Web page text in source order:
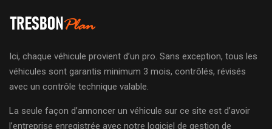
Ici, chaque véhicule provient d’un pro. Sans exception, tous les
véhicules sont garantis minimum 3 mois, contrôlés, révisés
avec un contrôle technique valable.
La seule façon d’annoncer un véhicule sur ce site est d’avoir
l’entreprise enregistrée avec notre logiciel de gestion de